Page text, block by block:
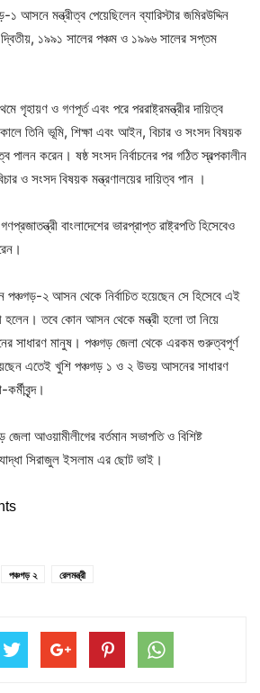
আসনে মন্ত্রীত্ব পেয়েছিলেন ব্যারিস্টার জমিরউদ্দিন
১৯৯১ সালের পঞ্চম ও ১৯৯৬ সালের সপ্তম
গৃহায়ণ ও গণপূর্ত এবং পরে পররাষ্ট্রমন্ত্রীর দায়িত্ব
তিনি ভূমি, শিক্ষা এবং আইন, বিচার ও সংসদ বিষয়ক
পালন করেন। ষষ্ঠ সংসদ নির্বাচনের পর গঠিত স্বল্পকালীন
ও সংসদ বিষয়ক মন্ত্রণালয়ের দায়িত্ব পান ।
বাংলাদেশের ভারপ্রাপ্ত রাষ্ট্রপতি হিসেবেও
২ আসন থেকে নির্বাচিত হয়েছেন সে হিসেবে এই
হলেন। তবে কোন আসন থেকে মন্ত্রী হলো তা নিয়ে
সাধারণ মানুষ। পঞ্চগড় জেলা থেকে এরকম গুরুত্বপূর্ণ
এতেই খুশি পঞ্চগড় ১ ও ২ উভয় আসনের সাধারণ
আওয়ামীলীগের বর্তমান সভাপতি ও বিশিষ্ট
সিরাজুল ইসলাম এর ছোট ভাই।
পঞ্চগড় ২ রেলমন্ত্রী